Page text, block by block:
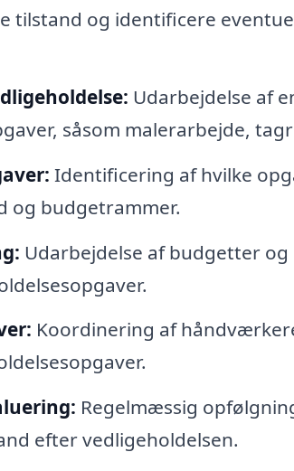
tilstand og identificere
Udarbejdelse af
såsom malerarbejde,
Identificering af hvilke
og budgetrammer.
Udarbejdelse af budgetter
Koordinering af
Regelmæssig
efter vedligeholdelsen.